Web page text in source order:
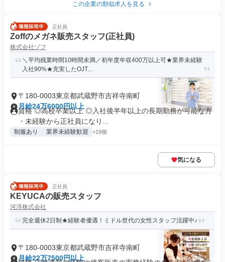
この企業の類似求人を見る
正社員
Zoffのメガネ販売スタッフ(正社員)
株式会社ゾフ
＼平均残業時間10時間未満／初年度年収400万以上可★業界未経験
入社90%★充実したOJT...
〒180-0003東京都武蔵野市吉祥寺南町
月給24万6000円以上
資格 ◎高校卒業以上 ◎入社後半年以上の長期勤務が可能な方
・未経験から正社員になり...
制服あり 業界未経験歓迎 +19個
気になる
正社員
KEYUCAの販売スタッフ
河淳株式会社
完全週休2日制★経験者優遇！ミドル世代の女性スタッフ活躍中♪
〒180-0003東京都武蔵野市吉祥寺南町
月給22万7500円以上